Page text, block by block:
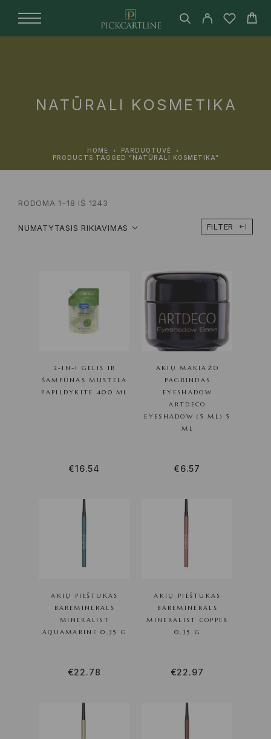
NATŪRALI KOSMETIKA
HOME
PARDUOTUVĖ
PRODUCTS TAGGED “NATŪRALI KOSMETIKA”
RODOMA 1–18 IŠ 1243
NUMATYTASIS RIKIAVIMAS FILTER
2-IN-1 GELIS IR
ŠAMPŪNAS MUSTELA
PAPILDYKITE 400 ML
€16.54
AKIŲ MAKIAŽO
PAGRINDAS
EYESHADOW
ARTDECO
EYESHADOW (5 ML) 5
ML
€6.57
AKIŲ PIEŠTUKAS
BAREMINERALS
MINERALIST
AQUAMARINE 0,35 G
€22.78
AKIŲ PIEŠTUKAS
BAREMINERALS
MINERALIST COPPER
0,35 G
€22.97